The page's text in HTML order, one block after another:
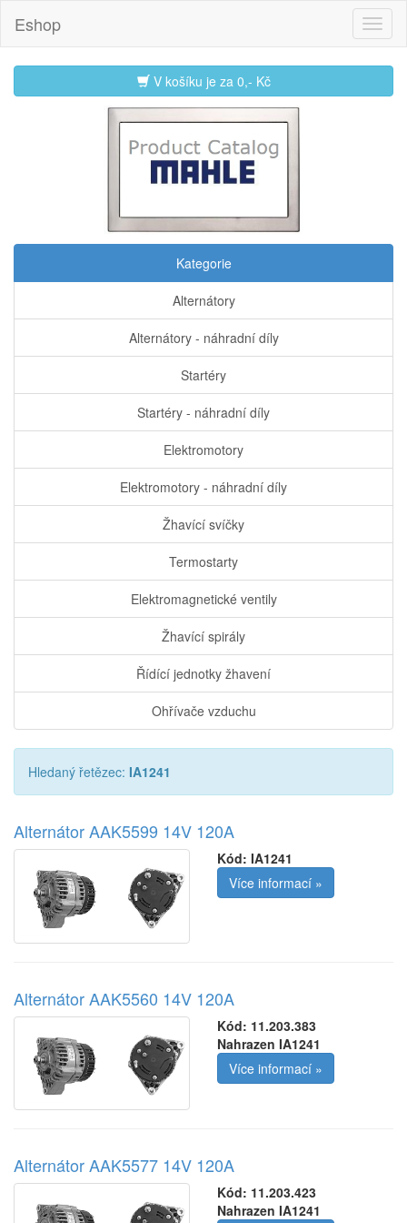
Eshop
V košíku je za 0,- Kč
Kategorie
Alternátory
Alternátory - náhradní díly
Startéry
Startéry - náhradní díly
Elektromotory
Elektromotory - náhradní díly
Žhavící svíčky
Termostarty
Elektromagnetické ventily
Žhavící spirály
Řídící jednotky žhavení
Ohřívače vzduchu
Hledaný řetězec: IA1241
Alternátor AAK5599 14V 120A
Kód: IA1241
Více informací »
Alternátor AAK5560 14V 120A
Kód: 11.203.383
Nahrazen IA1241
Více informací »
Alternátor AAK5577 14V 120A
Kód: 11.203.423
Nahrazen IA1241